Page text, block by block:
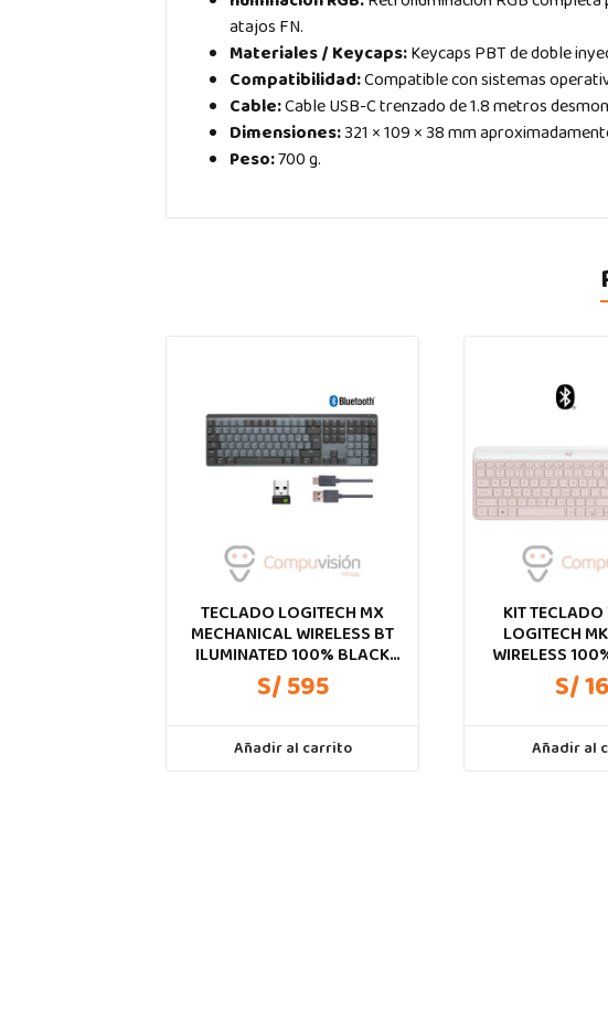
atajos FN.
Materiales / Keycaps:Keycaps PBT de doble
Compatibilidad:Compatible con sistemas
Cable:Cable USB-C trenzado de 1.8 metros
Dimensiones:321 × 109 × 38 mm
Peso:700 g.
TECLADO LOGITECH MX
MECHANICAL WIRELESS BT
ILUMINATED 100% BLACK
ESPAÑOL
S/ 595
Añadir al carrito
KIT
LOGITECH
WIRELESS
S/
Añadir al